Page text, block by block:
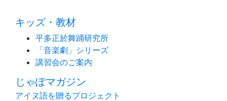
キッズ・教材
平多正於舞踊研究所
「音楽劇」シリーズ
講習会のご案内
じゃぽマガジン
アイヌ語を贈るプロジェクト